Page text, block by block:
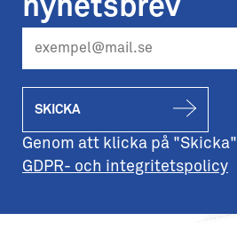
nyhetsbrev
SKICKA
Genom att klicka på
GDPR- och integritetspolicy